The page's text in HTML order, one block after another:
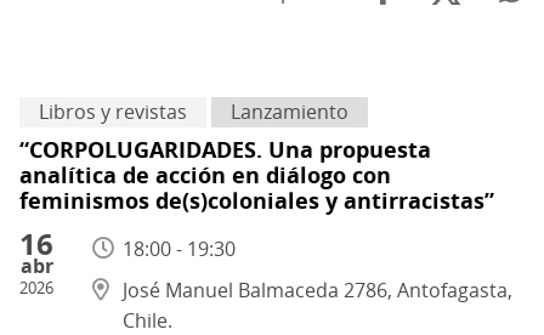
Libros y revistas Lanzamiento
“CORPOLUGARIDADES. Una propuesta
analítica de acción en diálogo con
feminismos de(s)coloniales y antirracistas”
16
abr
2026
18:00 - 19:30
José Manuel Balmaceda 2786, Antofagasta,
Chile.